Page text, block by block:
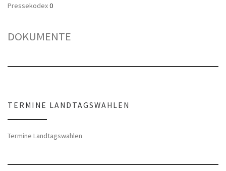
Pressekodex0
DOKUMENTE
TERMINE LANDTAGSWAHLEN
Termine Landtagswahlen